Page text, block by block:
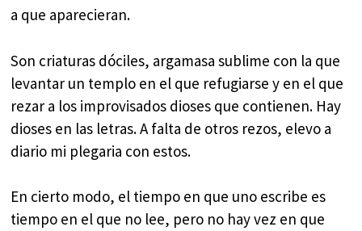
a que aparecieran.
Son criaturas dóciles, argamasa sublime con la que
levantar un templo en el que refugiarse y en el que
rezar a los improvisados dioses que contienen. Hay
dioses en las letras. A falta de otros rezos, elevo a
diario mi plegaria con estos.
En cierto modo, el tiempo en que uno escribe es
tiempo en el que no lee, pero no hay vez en que